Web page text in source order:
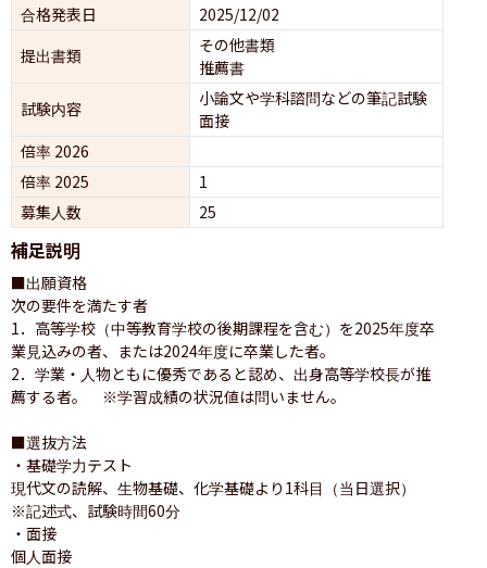
合格発表日
2025/12/02
提出書類
その他書類
推薦書
試験内容
小論文や学科諮問などの筆記試験
面接
倍率 2026
倍率 2025
1
募集人数
25
補足説明
■出願資格
次の要件を満たす者
1．高等学校（中等教育学校の後期課程を含む）を2025年度卒
業見込みの者、または2024年度に卒業した者。
2．学業・人物ともに優秀であると認め、出身高等学校長が推
薦する者。　※学習成績の状況値は問いません。
■選抜方法
・基礎学力テスト
現代文の読解、生物基礎、化学基礎より1科目（当日選択）
※記述式、試験時間60分
・面接
個人面接